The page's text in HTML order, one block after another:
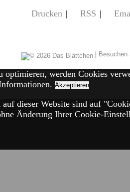
Drucken | RSS |
|
optimieren, werden Cookies
Akzeptieren
dieser Website sind auf
Änderung Ihrer Cookie-